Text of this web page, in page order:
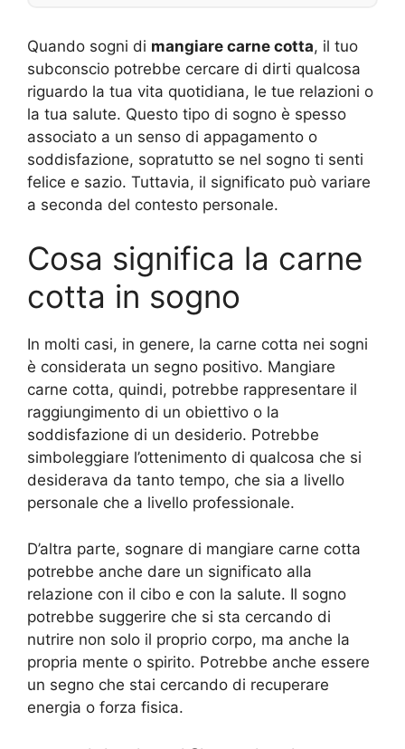
Quando sogni di mangiare carne cotta, il tuo
subconscio potrebbe cercare di dirti qualcosa
riguardo la tua vita quotidiana, le tue relazioni o
la tua salute. Questo tipo di sogno è spesso
associato a un senso di appagamento o
soddisfazione, sopratutto se nel sogno ti senti
felice e sazio. Tuttavia, il significato può variare
a seconda del contesto personale.
Cosa significa la carne
cotta in sogno
In molti casi, in genere, la carne cotta nei sogni
è considerata un segno positivo. Mangiare
carne cotta, quindi, potrebbe rappresentare il
raggiungimento di un obiettivo o la
soddisfazione di un desiderio. Potrebbe
simboleggiare l’ottenimento di qualcosa che si
desiderava da tanto tempo, che sia a livello
personale che a livello professionale.
D’altra parte, sognare di mangiare carne cotta
potrebbe anche dare un significato alla
relazione con il cibo e con la salute. Il sogno
potrebbe suggerire che si sta cercando di
nutrire non solo il proprio corpo, ma anche la
propria mente o spirito. Potrebbe anche essere
un segno che stai cercando di recuperare
energia o forza fisica.